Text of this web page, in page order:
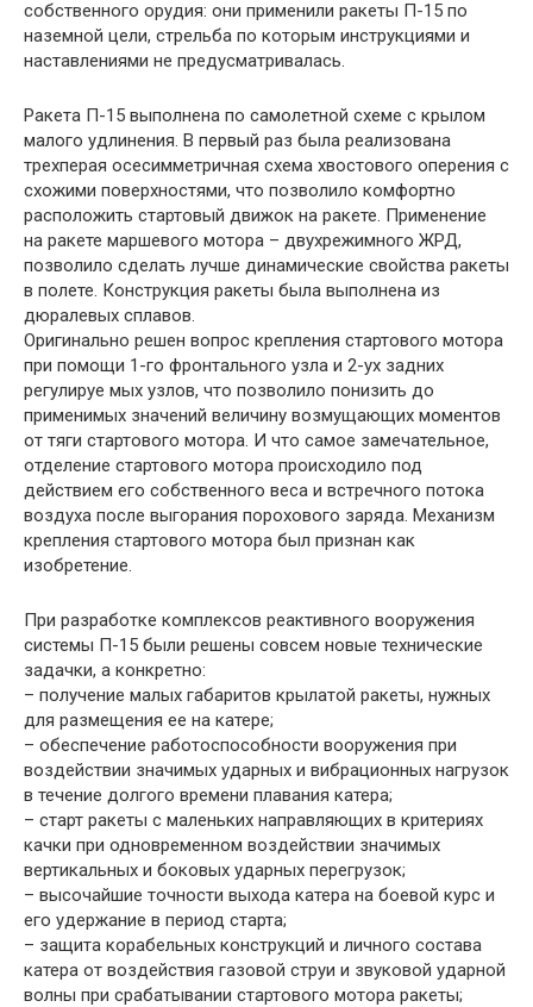
собственного орудия: они применили ракеты П-15 по
наземной цели, стрельба по которым инструкциями и
наставлениями не предусматривалась.
Ракета П-15 выполнена по самолетной схеме с крылом
малого удлинения. В первый раз была реализована
трехперая осесимметричная схема хвостового оперения с
схожими поверхностями, что позволило комфортно
расположить стартовый движок на ракете. Применение
на ракете маршевого мотора – двухрежимного ЖРД,
позволило сделать лучше динамические свойства ракеты
в полете. Конструкция ракеты была выполнена из
дюралевых сплавов.
Оригинально решен вопрос крепления стартового мотора
при помощи 1-го фронтального узла и 2-ух задних
регулируе мых узлов, что позволило понизить до
применимых значений величину возмущающих моментов
от тяги стартового мотора. И что самое замечательное,
отделение стартового мотора происходило под
действием его собственного веса и встречного потока
воздуха после выгорания порохового заряда. Механизм
крепления стартового мотора был признан как
изобретение.
При разработке комплексов реактивного вооружения
системы П-15 были решены совсем новые технические
задачки, а конкретно:
– получение малых габаритов крылатой ракеты, нужных
для размещения ее на катере;
– обеспечение работоспособности вооружения при
воздействии значимых ударных и вибрационных нагрузок
в течение долгого времени плавания катера;
– старт ракеты с маленьких направляющих в критериях
качки при одновременном воздействии значимых
вертикальных и боковых ударных перегрузок;
– высочайшие точности выхода катера на боевой курс и
его удержание в период старта;
– защита корабельных конструкций и личного состава
катера от воздействия газовой струи и звуковой ударной
волны при срабатывании стартового мотора ракеты;